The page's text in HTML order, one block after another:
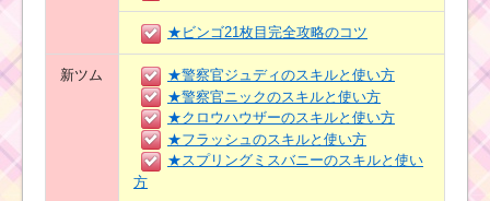
★ビンゴ21枚目完全攻略のコツ
新ツム
★警察官ジュディのスキルと使い方
★警察官ニックのスキルと使い方
★クロウハウザーのスキルと使い方
★フラッシュのスキルと使い方
★スプリングミスバニーのスキルと使い
方